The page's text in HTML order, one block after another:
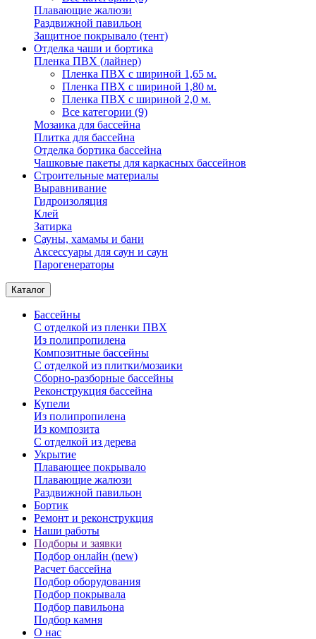
Плавающие жалюзи
Раздвижной павильон
Защитное покрывало (тент)
Отделка чаши и бортика
Пленка ПВХ (лайнер)
Пленка ПВХ с шириной 1,65 м.
Пленка ПВХ с шириной 1,80 м.
Пленка ПВХ с шириной 2,0 м.
Все категории (9)
Мозаика для бассейна
Плитка для бассейна
Отделка бортика бассейна
Чашковые пакеты для каркасных бассейнов
Строительные материалы
Выравнивание
Гидроизоляция
Клей
Затирка
Сауны, хамамы и бани
Аксессуары для саун и саун
Парогенераторы
Каталог
Бассейны
С отделкой из пленки ПВХ
Из полипропилена
Композитные бассейны
С отделкой из плитки/мозаики
Сборно-разборные бассейны
Реконструкция бассейна
Купели
Из полипропилена
Из композита
С отделкой из дерева
Укрытие
Плавающее покрывало
Плавающие жалюзи
Раздвижной павильон
Бортик
Ремонт и реконструкция
Наши работы
Подборы и заявки
Подбор онлайн (new)
Расчет бассейна
Подбор оборудования
Подбор покрывала
Подбор павильона
Подбор камня
О нас